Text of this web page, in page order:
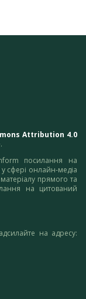
Attribution 4.0
посилання на
у сфері онлайн-медіа
прямого та
на цитований
на адресу: